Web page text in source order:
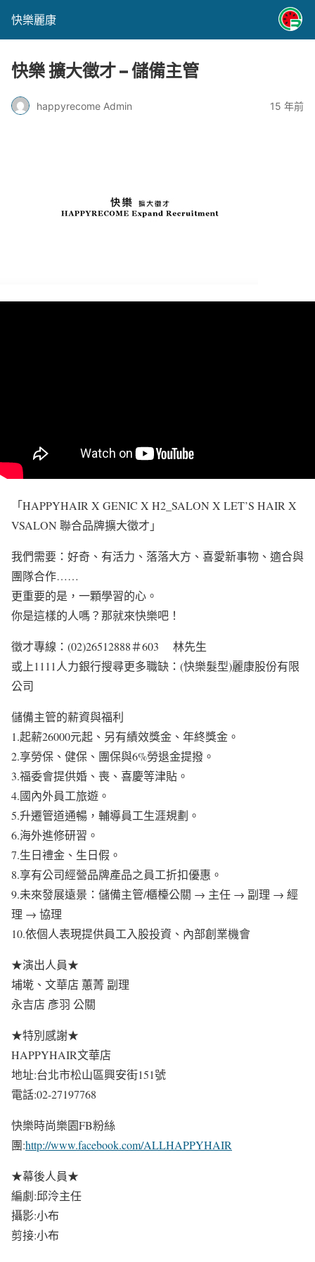
快樂麗康
快樂 擴大徵才 – 儲備主管
happyrecome Admin 15 年前
「HAPPYHAIR X GENIC X H2_SALON X LET’S HAIR X
VSALON 聯合品牌擴大徵才」
我們需要：好奇、有活力、落落大方、喜愛新事物、適合與
團隊合作……
更重要的是，一顆學習的心。
你是這樣的人嗎？那就來快樂吧！
徵才專線：(02)26512888＃603 林先生
或上1111人力銀行搜尋更多職缺：(快樂髮型)麗康股份有限
公司
儲備主管的薪資與福利
1.起薪26000元起、另有績效獎金、年終獎金。
2.享勞保、健保、團保與6%勞退金提撥。
3.福委會提供婚、喪、喜慶等津貼。
4.國內外員工旅遊。
5.升遷管道通暢，輔導員工生涯規劃。
6.海外進修研習。
7.生日禮金、生日假。
8.享有公司經營品牌產品之員工折扣優惠。
9.未來發展遠景：儲備主管/櫃檯公關 → 主任 → 副理 → 經
理 → 協理
10.依個人表現提供員工入股投資、內部創業機會
★演出人員★
埔墘、文華店 蕙菁 副理
永吉店 彥羽 公關
★特別感謝★
HAPPYHAIR文華店
地址:台北市松山區興安街151號
電話:02-27197768
快樂時尚樂園FB粉絲
團:http://www.facebook.com/ALLHAPPYHAIR
★幕後人員★
編劇:邱泠主任
攝影:小布
剪接:小布